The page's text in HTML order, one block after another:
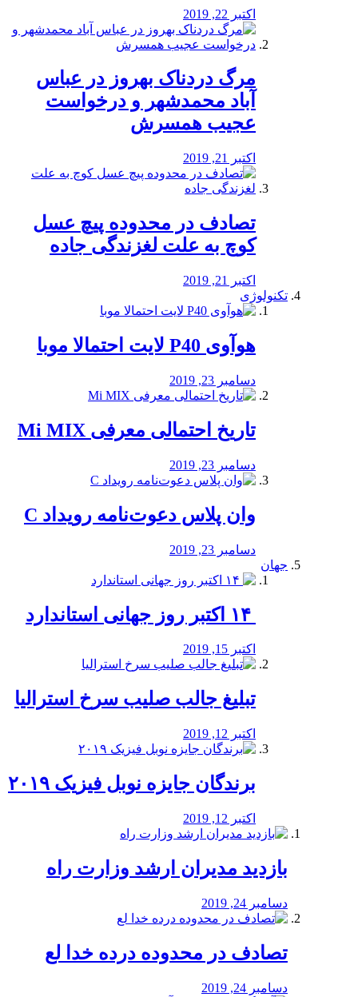
اکتبر 22, 2019
مرگ دردناک بهروز در عباس
آباد محمدشهر و درخواست
عجیب همسرش
اکتبر 21, 2019
تصادف در محدوده پیچ عسل
کوچ به علت لغزندگی جاده
اکتبر 21, 2019
تکنولوژی
هوآوی P40 لایت احتمالا موبا
دسامبر 23, 2019
تاریخ احتمالی معرفی Mi MIX
دسامبر 23, 2019
وان پلاس دعوت‌نامه رویداد C
دسامبر 23, 2019
جهان
اکتبر 15, 2019
تبلیغ جالب صلیب سرخ استرالیا
اکتبر 12, 2019
برندگان جایزه نوبل فیزیک ۲۰۱۹
اکتبر 12, 2019
بازدید مدیران ارشد وزارت راه
دسامبر 24, 2019
تصادف در محدوده درده خدا لع
دسامبر 24, 2019